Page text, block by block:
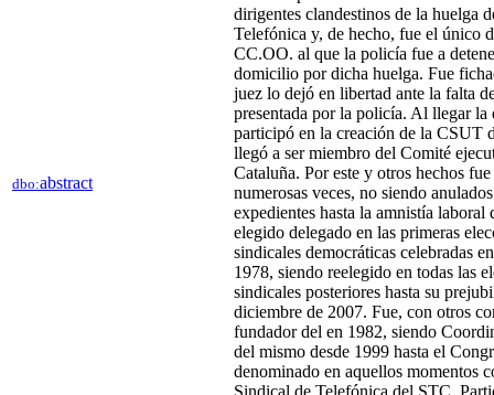
dbo:abstract
dirigentes clandestinos de la huelga
Telefónica y, de hecho, fue el único
CC.OO. al que la policía fue a
domicilio por dicha huelga. Fue
juez lo dejó en libertad ante la falta
presentada por la policía. Al llegar la
participó en la creación de la CSUT
llegó a ser miembro del Comité
Cataluña. Por este y otros hechos
numerosas veces, no siendo
expedientes hasta la amnistía laboral
elegido delegado en las primeras
sindicales democráticas celebradas
1978, siendo reelegido en todas las
sindicales posteriores hasta su
diciembre de 2007. Fue, con otros
fundador del en 1982, siendo
del mismo desde 1999 hasta el
denominado en aquellos momentos
Sindical de Telefónica del STC.